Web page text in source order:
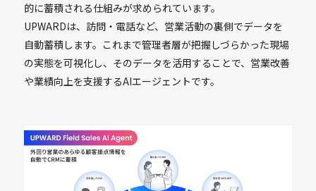
的に蓄積される仕組みが求められています。
UPWARDは、訪問・電話など、営業活動の裏側でデータを
自動蓄積します。これまで管理者層が把握しづらかった現場
の実態を可視化し、そのデータを活用することで、営業改善
や業績向上を支援するAIエージェントです。